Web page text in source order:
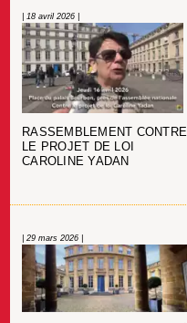
| 18 avril 2026 |
RASSEMBLEMENT CONTRE
LE PROJET DE LOI
CAROLINE YADAN
| 29 mars 2026 |